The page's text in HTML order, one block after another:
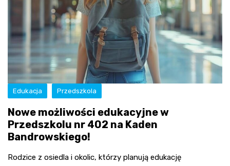
Edukacja Przedszkola
Nowe możliwości edukacyjne w
Przedszkolu nr 402 na Kaden
Bandrowskiego!
Rodzice z osiedla i okolic, którzy planują edukację